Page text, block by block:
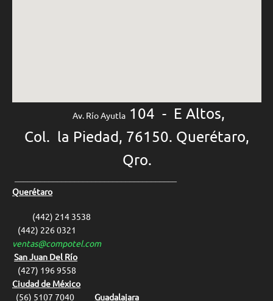
Av. Río Ayutla 104 - E Altos,
Col. la Piedad, 76150. Querétaro,
Qro.
Querétaro
(442) 214 3538
(442) 226 0321
ventas@compotel.com
San Juan Del Río
(427) 196 9558
Ciudad de México
(56) 5107 7040
Guadalajara